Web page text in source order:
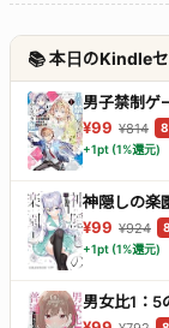
📚 本日のKindle
男子禁制ゲ
¥99 ¥814
+1pt (1%還元)
神隠しの楽
¥99 ¥924
+1pt (1%還元)
男女比1：5